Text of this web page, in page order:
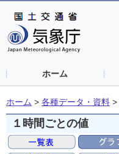
ホーム
ホーム > 各種データ・資料 >
１時間ごとの値